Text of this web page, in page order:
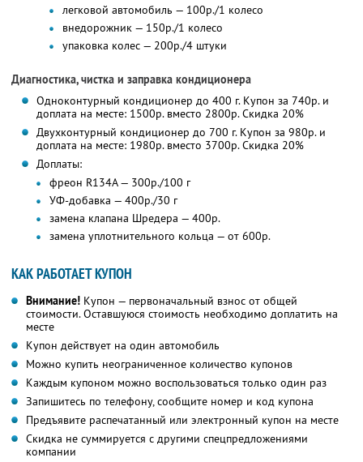
легковой автомобиль — 100р./1 колесо
внедорожник — 150р./1 колесо
упаковка колес — 200р./4 штуки
Диагностика, чистка и заправка кондиционера
Одноконтурный кондиционер до 400 г. Купон за 740р. и
доплата на месте: 1500р. вместо 2800р. Скидка 20%
Двухконтурный кондиционер до 700 г. Купон за 980р. и
доплата на месте: 1980р. вместо 3700р. Скидка 20%
Доплаты:
фреон R134A — 300р./100 г
УФ-добавка — 400р./30 г
замена клапана Шредера — 400р.
замена уплотнительного кольца — от 600р.
КАК РАБОТАЕТ КУПОН
Внимание! Купон — первоначальный взнос от общей
стоимости. Оставшуюся стоимость необходимо доплатить на
месте
Купон действует на один автомобиль
Можно купить неограниченное количество купонов
Каждым купоном можно воспользоваться только один раз
Запишитесь по телефону, сообщите номер и код купона
Предъявите распечатанный или электронный купон на месте
Скидка не суммируется с другими спецпредложениями
компании